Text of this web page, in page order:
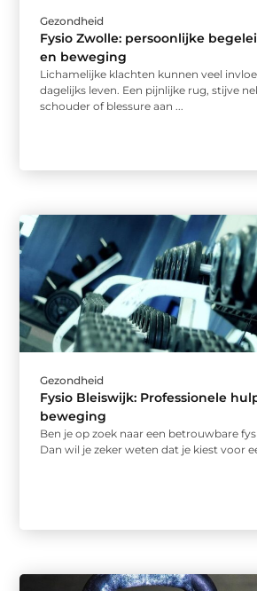
Gezondheid
Fysio Zwolle: persoonlijke
en beweging
Lichamelijke klachten kunnen veel
dagelijks leven. Een pijnlijke rug, stijve
schouder of blessure aan ...
Gezondheid
Fysio Bleiswijk: Professionele
beweging
Ben je op zoek naar een betrouwbare
Dan wil je zeker weten dat je kiest voor